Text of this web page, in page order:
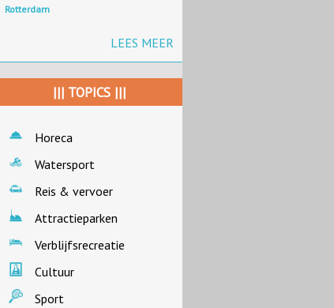
Rotterdam
LEES MEER
||| TOPICS |||
Horeca
Watersport
Reis & vervoer
Attractieparken
Verblijfsrecreatie
Cultuur
Sport